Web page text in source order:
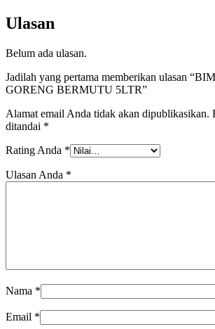
Ulasan
Belum ada ulasan.
Jadilah yang pertama memberikan ulasan
GORENG BERMUTU 5LTR”
Alamat email Anda tidak akan dipublikasikan.
ditandai *
Rating Anda *
Ulasan Anda *
Nama *
Email *